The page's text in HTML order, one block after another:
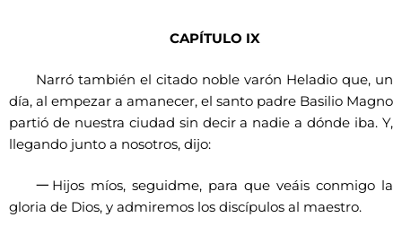
CAPÍTULO IX
Narró también el citado noble varón Heladio que, un
día, al empezar a amanecer, el santo padre Basilio Magno
partió de nuestra ciudad sin decir a nadie a dónde iba. Y,
llegando junto a nosotros, dijo:
一 Hijos míos, seguidme, para que veáis conmigo la
gloria de Dios, y admiremos los discípulos al maestro.